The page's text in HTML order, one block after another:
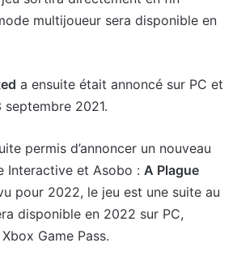
multijoueur sera disponible en
a ensuite était annoncé sur PC et
2021.
permis d’annoncer un nouveau
Interactive et Asobo : A Plague
pour 2022, le jeu est une suite au
disponible en 2022 sur PC,
Game Pass.